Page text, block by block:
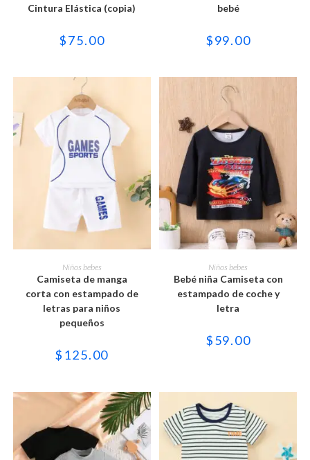
opciones
elegir
de
producto
Cintura Elástica (copia)
$75.00
opciones
elegir
de
producto
bebé
$99.00
SELECCIONAR OPCIONES
Este
producto
tiene
múltiples
variantes.
opciones
se
en
la
Niños bebes
Camiseta de manga
corta con estampado de
letras para niños
pequeños
$ 125.00
SELECCIONAR OPCIONES
Este
producto
tiene
múltiples
variantes.
opciones
elegir
Niños bebes
Bebé niña Camiseta con
estampado de coche y
letra
$59.00